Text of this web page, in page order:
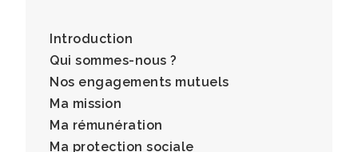
Introduction
Qui sommes-nous ?
Nos engagements mutuels
Ma mission
Ma rémunération
Ma protection sociale